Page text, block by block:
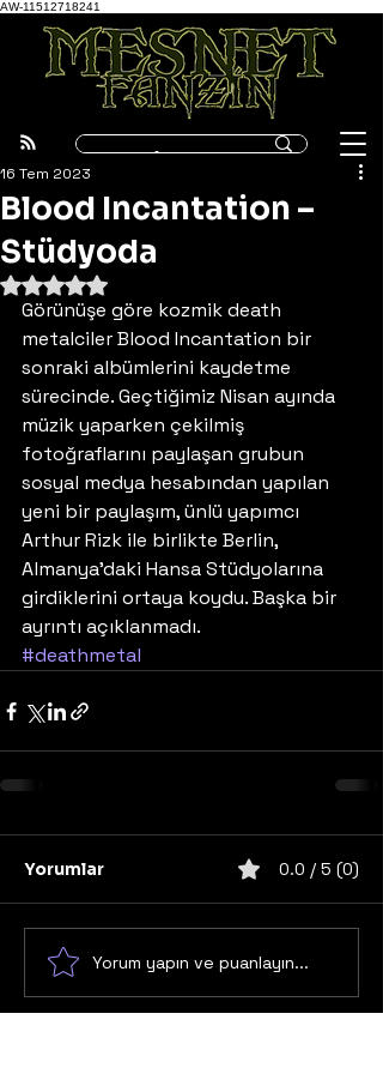
AW-11512718241
Blood Incantation –
Stüdyoda
16 Tem 2023
5 üzerinden NaN yıldız
Görünüşe göre kozmik death
metalciler Blood Incantation bir
sonraki albümlerini kaydetme
sürecinde. Geçtiğimiz Nisan ayında
müzik yaparken çekilmiş
fotoğraflarını paylaşan grubun
sosyal medya hesabından yapılan
yeni bir paylaşım, ünlü yapımcı
Arthur Rizk ile birlikte Berlin,
Almanya’daki Hansa Stüdyolarına
girdiklerini ortaya koydu. Başka bir
ayrıntı açıklanmadı.
#deathmetal
Yorumlar 0.0 / 5 (0)
Yorum yapın ve puanlayın...